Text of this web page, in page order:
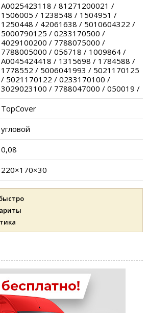
A0025423118 / 81271200021 /
1506005 / 1238548 / 1504951 /
1250448 / 42061638 / 5010604322 /
5000790125 / 0233170500 /
4029100200 / 7788075000 /
7788005000 / 056718 / 1009864 /
A0045424418 / 1315698 / 1784588 /
1778552 / 5006041993 / 5021170125
/ 5021170122 / 0233170100 /
3029023100 / 7788047000 / 050019 /
TopCover
угловой
0,08
220×170×30